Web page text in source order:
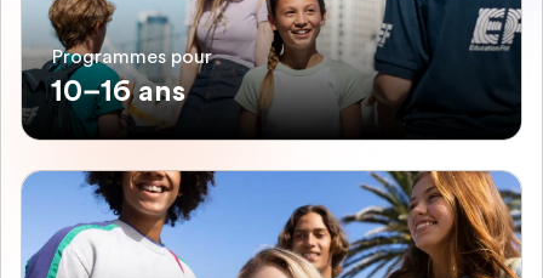
Programmes pour
10–16 ans